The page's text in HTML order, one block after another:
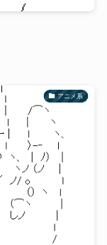
アニメ系